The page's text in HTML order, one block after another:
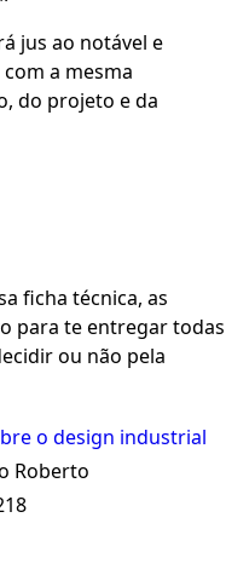
jus ao notável e
a mesma
do projeto e da
ficha técnica, as
para te entregar todas
ou não pela
o design industrial
Roberto